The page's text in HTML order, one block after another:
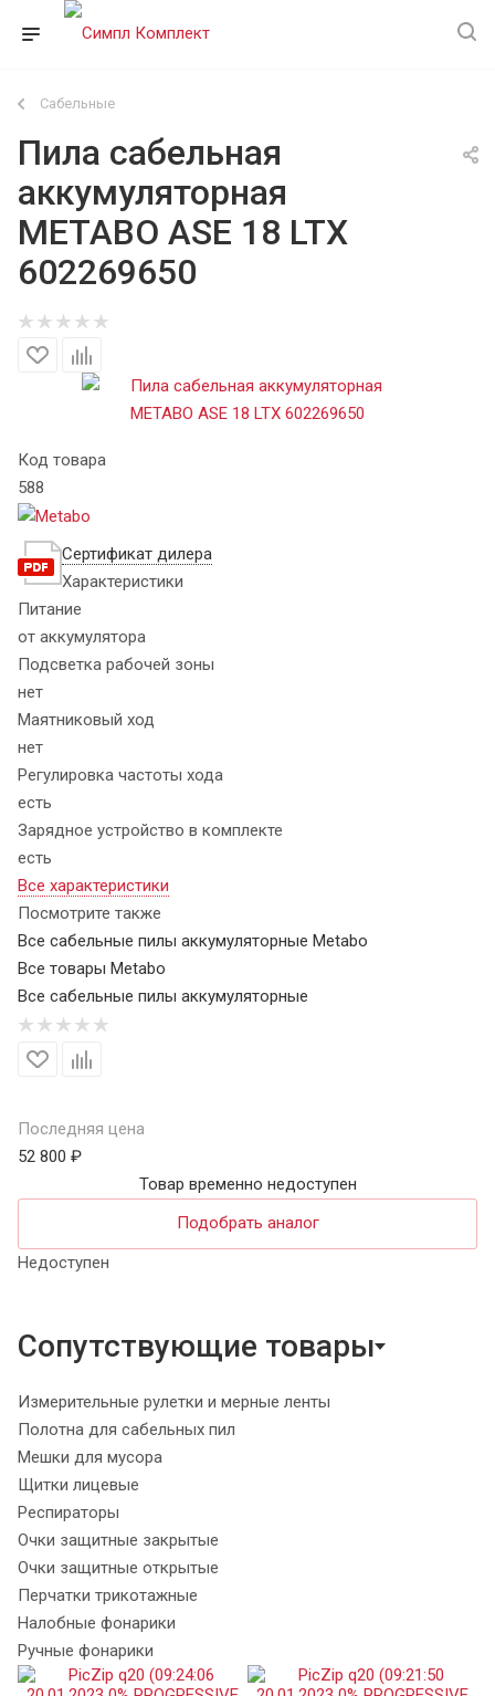
Сабельные
Пила сабельная
аккумуляторная
METABO ASE 18 LTX
602269650
Код товара
588
Сертификат дилера
Характеристики
Питание
от аккумулятора
Подсветка рабочей зоны
нет
Маятниковый ход
нет
Регулировка частоты хода
есть
Зарядное устройство в комплекте
есть
Все характеристики
Посмотрите также
Все сабельные пилы аккумуляторные Metabo
Все товары Metabo
Все сабельные пилы аккумуляторные
Последняя цена
52 800 ₽
Товар временно недоступен
Подобрать аналог
Недоступен
Сопутствующие товары
Измерительные рулетки и мерные ленты
Полотна для сабельных пил
Мешки для мусора
Щитки лицевые
Респираторы
Очки защитные закрытые
Очки защитные открытые
Перчатки трикотажные
Налобные фонарики
Ручные фонарики